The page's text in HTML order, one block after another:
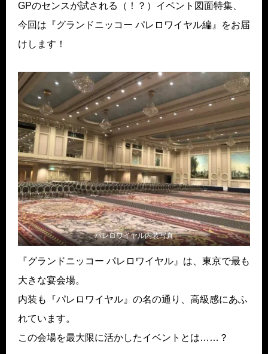
GPのセンスが試される（！？）イベント図面特集、
今回は『グランドニッコー パレロワイヤル編』をお届
けします！
パレロワイヤル内装写真
『グランドニッコー パレロワイヤル』は、東京で最も
大きな宴会場。
内装も『パレロワイヤル』の名の通り、高級感にあふ
れています。
この会場を最大限に活かしたイベントとは……？